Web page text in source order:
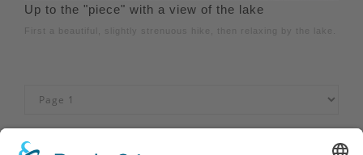
Up to the "piece" with a view of the lake
First a beautiful, slightly strenuous hike, then relaxing by the lake.